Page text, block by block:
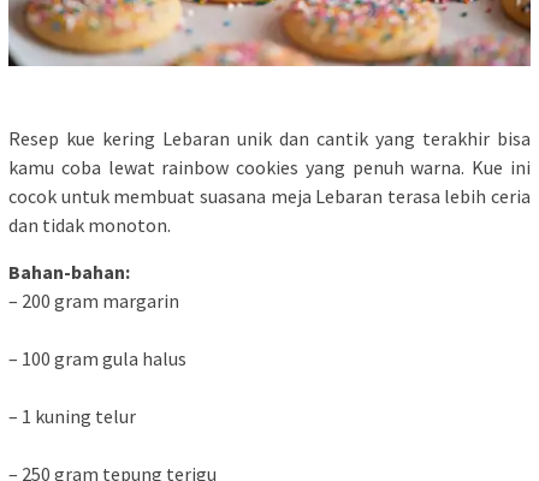
Resep kue kering Lebaran unik dan cantik yang terakhir bisa
kamu coba lewat rainbow cookies yang penuh warna. Kue ini
cocok untuk membuat suasana meja Lebaran terasa lebih ceria
dan tidak monoton.
Bahan-bahan:
– 200 gram margarin
– 100 gram gula halus
– 1 kuning telur
– 250 gram tepung terigu